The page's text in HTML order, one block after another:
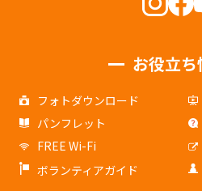
お役立ち
フォトダウンロード
パンフレット
FREE Wi-Fi
ボランティアガイド